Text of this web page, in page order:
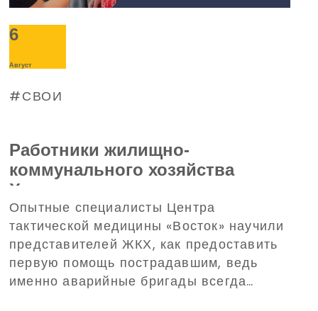
6
Август
СВОИ
Работники жилищно-
коммунального хозяйства
Харькова прошли тренинг по
домедицинской помощи,
организованный
Благотворительным фондом
Дениса Парамонова
Опытные специалисты Центра
тактической медицины «Восток» научили
представителей ЖКХ, как предоставить
первую помощь пострадавшим, ведь
именно аварийные бригады всегда